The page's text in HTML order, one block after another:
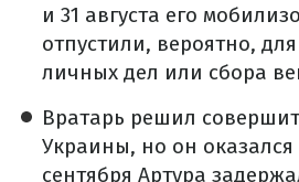
и 31 августа его
отпустили, вероятно,
личных дел или сбора
Вратарь решил
Украины, но он
сентября Артура